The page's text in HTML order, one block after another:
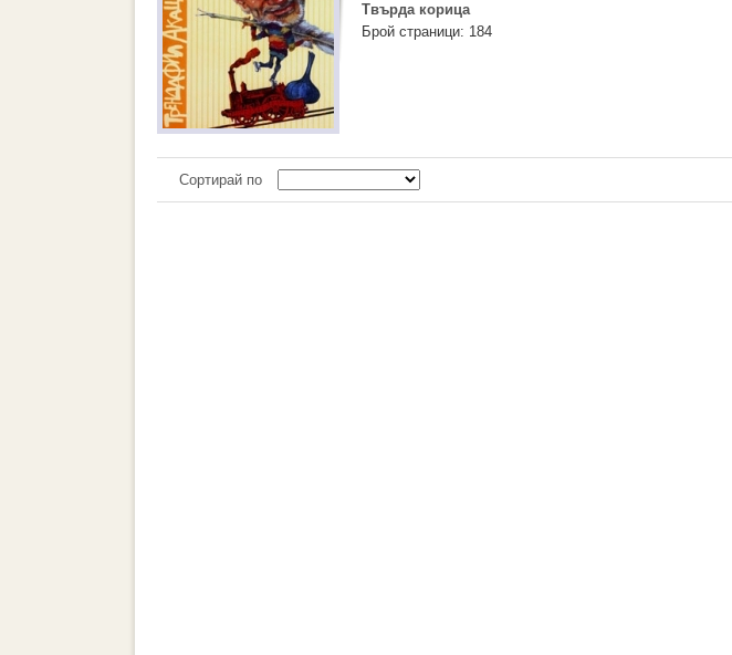
Твърда корица
Брой страници: 184
Сортирай по